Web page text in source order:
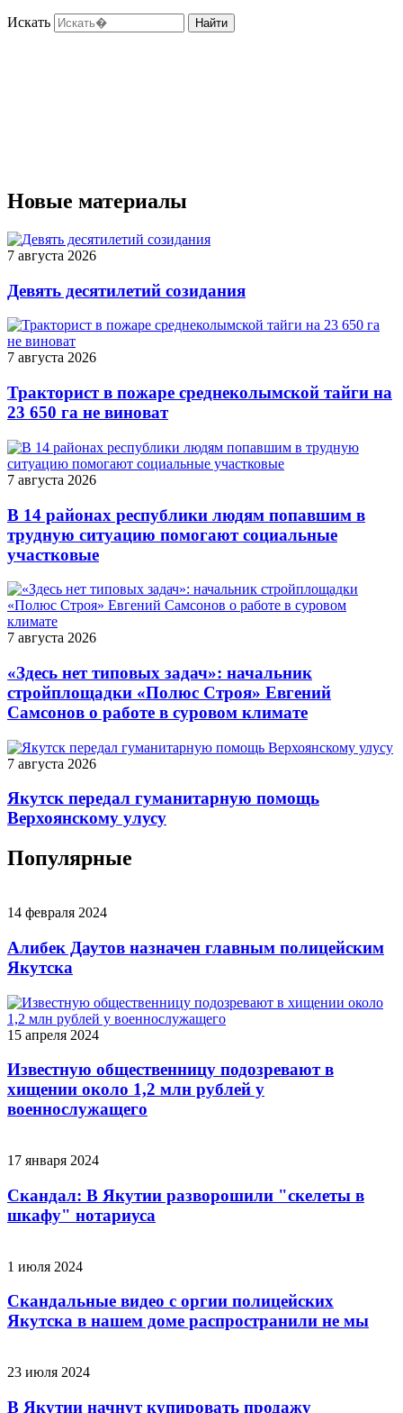
Искать Найти
Новые материалы
7 августа 2026
Девять десятилетий созидания
7 августа 2026
Тракторист в пожаре среднеколымской тайги на
23 650 га не виноват
7 августа 2026
В 14 районах республики людям попавшим в
трудную ситуацию помогают социальные
участковые
7 августа 2026
«Здесь нет типовых задач»: начальник
стройплощадки «Полюс Строя» Евгений
Самсонов о работе в суровом климате
7 августа 2026
Якутск передал гуманитарную помощь
Верхоянскому улусу
Популярные
14 февраля 2024
Алибек Даутов назначен главным полицейским
Якутска
15 апреля 2024
Известную общественницу подозревают в
хищении около 1,2 млн рублей у
военнослужащего
17 января 2024
Скандал: В Якутии разворошили "скелеты в
шкафу" нотариуса
1 июля 2024
Скандальные видео с оргии полицейских
Якутска в нашем доме распространили не мы
23 июля 2024
В Якутии начнут купировать продажу